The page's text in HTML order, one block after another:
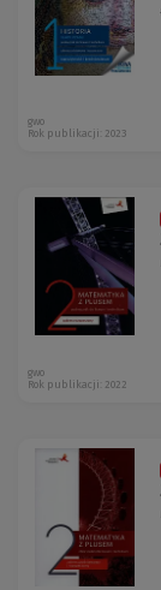
gwo
Rok publikacji: 2023
gwo
Rok publikacji: 2022